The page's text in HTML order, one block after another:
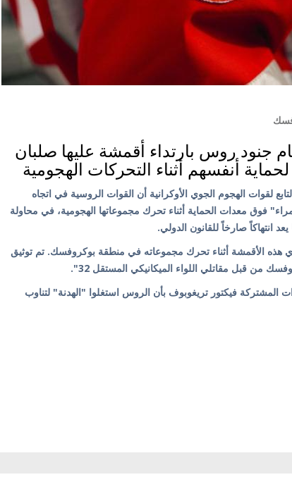
جنود روس بارتداء أقمشة عليها صلبان
أنفسهم أثناء التحركات الهجومية
لقوات الهجوم الجوي الأوكرانية أن القوات الروسية في اتجاه
فوق معدات الحماية أثناء تحرك مجموعاتها الهجومية، في محاولة
انتهاكاً صارخاً للقانون الدولي.
هذه الأقمشة أثناء تحرك مجموعاته في منطقة بوكروفسك. تم توثيق
من قبل مقاتلي اللواء الميكانيكي المستقل 32".
المشتركة فيكتور تريغوبوف بأن الروس استغلوا "الهدنة" لتناوب